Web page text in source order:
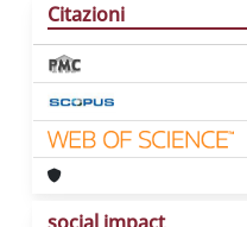
Citazioni